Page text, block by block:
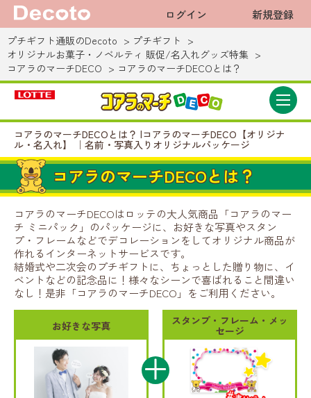
ログイン 新規登録
プチギフト通販のDecoto
プチギフト
オリジナルお菓子・ノベルティ 販促/名入れグッズ特集
コアラのマーチDECO
コアラのマーチDECOとは？
コアラのマーチDECOとは？ |コアラのマーチDECO【オリジナ
ル・名入れ】 ｜名前・写真入りオリジナルパッケージ
コアラのマーチDECOとは？
コアラのマーチDECOはロッテの大人気商品「コアラのマー
チ ミニパック」のパッケージに、お好きな写真やスタン
プ・フレームなどでデコレーションをしてオリジナル商品が
作れるインターネットサービスです。
結婚式や二次会のプチギフトに、ちょっとした贈り物に、イ
ベントなどの記念品に！様々なシーンで喜ばれること間違い
なし！是非「コアラのマーチDECO」をご利用ください。
お好きな写真 スタンプ・フレーム・メッ
セージ